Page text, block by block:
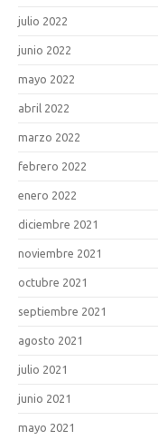
julio 2022
junio 2022
mayo 2022
abril 2022
marzo 2022
febrero 2022
enero 2022
diciembre 2021
noviembre 2021
octubre 2021
septiembre 2021
agosto 2021
julio 2021
junio 2021
mayo 2021